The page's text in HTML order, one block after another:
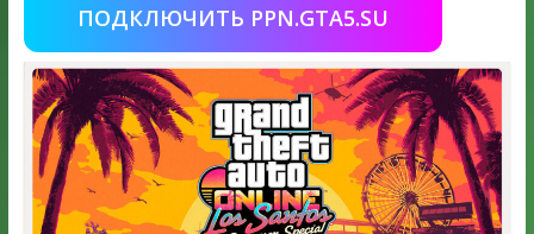
ПОДКЛЮЧИТЬ PPN.GTA5.SU